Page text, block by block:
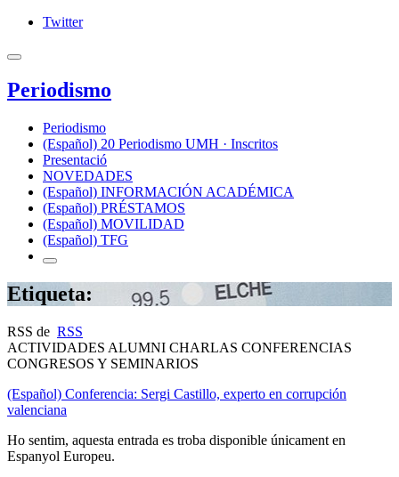
Twitter
Periodismo
Periodismo
(Español) 20 Periodismo UMH · Inscritos
Presentació
NOVEDADES
(Español) INFORMACIÓN ACADÉMICA
(Español) PRÉSTAMOS
(Español) MOVILIDAD
(Español) TFG
Etiqueta:
RSS de RSS
ACTIVIDADES ALUMNI CHARLAS CONFERENCIAS
CONGRESOS Y SEMINARIOS
(Español) Conferencia: Sergi Castillo, experto en corrupción
valenciana
Ho sentim, aquesta entrada es troba disponible únicament en
Espanyol Europeu.